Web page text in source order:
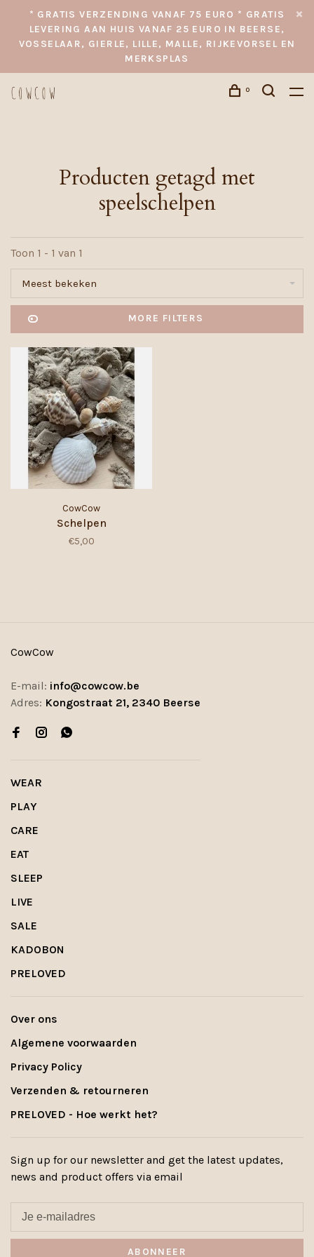
* GRATIS VERZENDING VANAF 75 EURO * GRATIS
LEVERING AAN HUIS VANAF 25 EURO IN BEERSE,
VOSSELAAR, GIERLE, LILLE, MALLE, RIJKEVORSEL EN
MERKSPLAS
0
Producten getagd met
speelschelpen
Toon 1 - 1 van 1
Meest bekeken
MORE FILTERS
CowCow
Schelpen
€5,00
CowCow
E-mail: info@cowcow.be
Adres: Kongostraat 21, 2340 Beerse
WEAR
PLAY
CARE
EAT
SLEEP
LIVE
SALE
KADOBON
PRELOVED
Over ons
Algemene voorwaarden
Privacy Policy
Verzenden & retourneren
PRELOVED - Hoe werkt het?
Sign up for our newsletter and get the latest updates,
news and product offers via email
ABONNEER